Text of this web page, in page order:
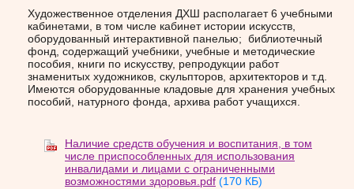
Художественное отделения ДХШ располагает 6 учебными
кабинетами, в том числе кабинет истории искусств,
оборудованный интерактивной панелью; библиотечный
фонд, содержащий учебники, учебные и методические
пособия, книги по искусству, репродукции работ
знаменитых художников, скульпторов, архитекторов и т.д.
Имеются оборудованные кладовые для хранения учебных
пособий, натурного фонда, архива работ учащихся.
Наличие средств обучения и воспитания, в том
числе приспособленных для использования
инвалидами и лицами с ограниченными
возможностями здоровья.pdf (170 КБ)